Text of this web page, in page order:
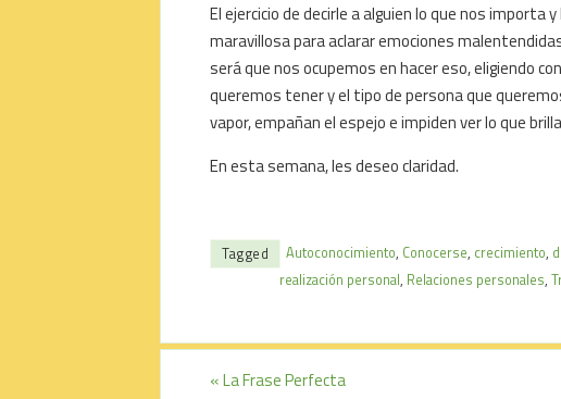
El ejercicio de decirle a alguien lo que nos
maravillosa para aclarar emociones
será que nos ocupemos en hacer eso, eligiendo
queremos tener y el tipo de persona que
vapor, empañan el espejo e impiden ver lo que
En esta semana, les deseo claridad.
Tagged Autoconocimiento, Conocerse, crecimiento,
realización personal, Relaciones personales,
«La Frase Perfecta